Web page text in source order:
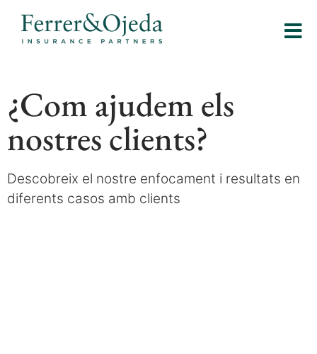
¿Com ajudem els
nostres clients?
Descobreix el nostre enfocament i resultats en
diferents casos amb clients